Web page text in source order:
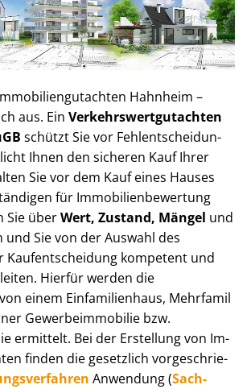
Hahnheim –
aus. Ein Ver­kehrs­wert­gut­ach­ten
schützt Sie vor Fehl­ent­schei­dun­
Ihnen den sicheren Kauf Ihrer
Sie vor dem Kauf eines Hauses
für Im­mo­bi­li­en­be­wer­tung
Sie überWert, Zustand, Mängel und
und Sie von der Auswahl des
Kauf­ent­schei­dung kompetent und
Hierfür werden die
einem Einfamilienhaus, Mehr­fa­mi­l
Ge­wer­be­im­mo­bi­lie bzw.
ermittelt. Bei der Erstellung von Im­
finden die gesetzlich vor­ge­schrie­
Anwendung (Sach­